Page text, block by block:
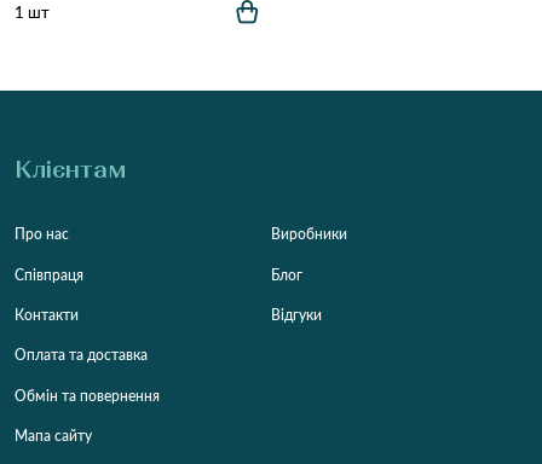
1 шт
Клієнтам
Про нас
Співпраця
Контакти
Оплата та доставка
Обмін та повернення
Мапа сайту
Виробники
Блог
Відгуки